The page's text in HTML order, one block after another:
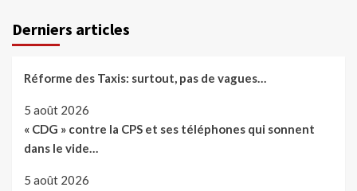
Derniers articles
Réforme des Taxis: surtout, pas de vagues…
5 août 2026
« CDG » contre la CPS et ses téléphones qui sonnent
dans le vide…
5 août 2026